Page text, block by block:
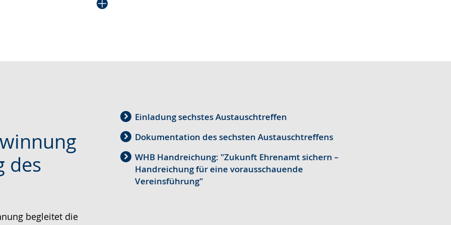
des
begleitet die
Einladung sechstes Austauschtreffen
Dokumentation des sechsten Austauschtreffens
WHB Handreichung: "Zukunft Ehrenamt sichern –
Handreichung für eine vorausschauende
Vereinsführung"